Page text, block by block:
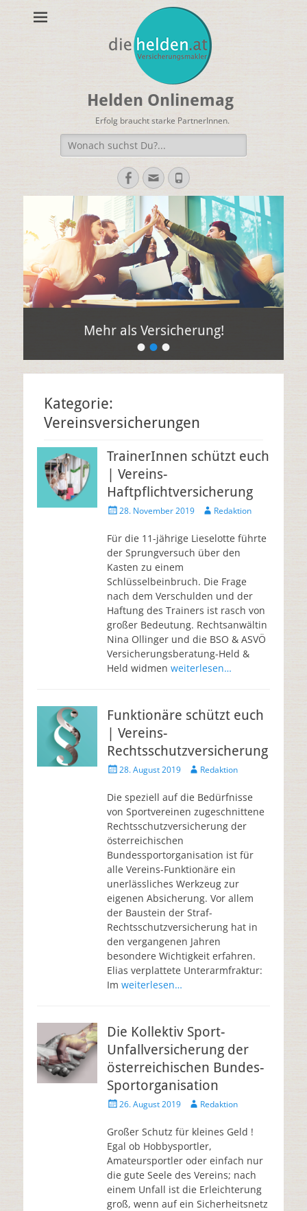
Helden Onlinemag
Erfolg braucht starke PartnerInnen.
•••
Mehr als Versicherung!
Kategorie:
Vereinsversicherungen
TrainerInnen schützt euch
| Vereins-
Haftpflichtversicherung
28. November 2019 Redaktion
Für die 11-jährige Lieselotte führte
der Sprungversuch über den
Kasten zu einem
Schlüsselbeinbruch. Die Frage
nach dem Verschulden und der
Haftung des Trainers ist rasch von
großer Bedeutung. Rechtsanwältin
Nina Ollinger und die BSO & ASVÖ
Versicherungsberatung-Held &
Held widmen weiterlesen…
Funktionäre schützt euch
| Vereins-
Rechtsschutzversicherung
28. August 2019 Redaktion
Die speziell auf die Bedürfnisse
von Sportvereinen zugeschnittene
Rechtsschutzversicherung der
österreichischen
Bundessportorganisation ist für
alle Vereins-Funktionäre ein
unerlässliches Werkzeug zur
eigenen Absicherung. Vor allem
der Baustein der Straf-
Rechtsschutzversicherung hat in
den vergangenen Jahren
besondere Wichtigkeit erfahren.
Elias verplattete Unterarmfraktur:
Im weiterlesen…
Die Kollektiv Sport-
Unfallversicherung der
österreichischen Bundes-
Sportorganisation
26. August 2019 Redaktion
Großer Schutz für kleines Geld !
Egal ob Hobbysportler,
Amateursportler oder einfach nur
die gute Seele des Vereins; nach
einem Unfall ist die Erleichterung
groß, wenn auf ein Sicherheitsnetz